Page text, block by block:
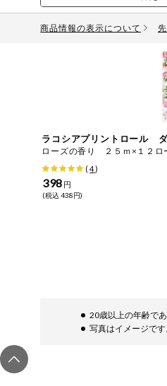
パルコープ・よどがわ生協
アプリのダウンロード
PC版サイトを表示
キッチン用品
ィケア
ベビー
先着限定企画
スマート・ワ
ン注文
商品情報の表示について
ラコシアプリントロール
ローズの香り ２５ｍ×１２ロ
(4)
398 円
(税込 438円)
20歳以上の年齢で
写真はイメージで